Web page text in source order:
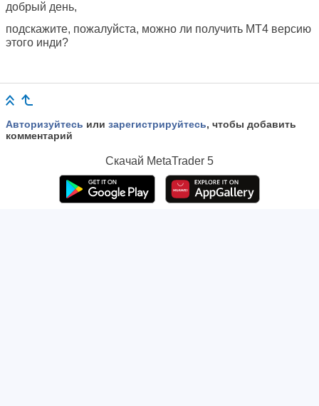
добрый день,
подскажите, пожалуйста, можно ли получить MT4 версию
этого инди?
Авторизуйтесь или зарегистрируйтесь, чтобы добавить
комментарий
Скачай MetaTrader 5